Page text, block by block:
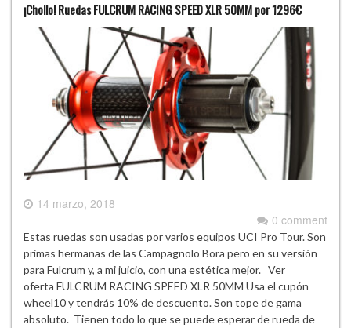
¡Chollo! Ruedas FULCRUM RACING SPEED XLR 50MM por 1296€
14 marzo, 2018
0 comment
Estas ruedas son usadas por varios equipos UCI Pro Tour. Son
primas hermanas de las Campagnolo Bora pero en su versión
para Fulcrum y, a mi juicio, con una estética mejor. Ver
oferta FULCRUM RACING SPEED XLR 50MM Usa el cupón
wheel10 y tendrás 10% de descuento. Son tope de gama
absoluto. Tienen todo lo que se puede esperar de rueda de